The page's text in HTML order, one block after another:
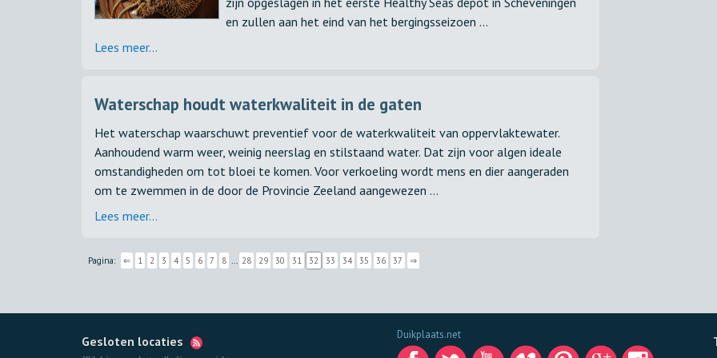
en zullen aan het eind van het bergingsseizoen ...
Lees meer...
Waterschap houdt waterkwaliteit in de gaten
Het waterschap waarschuwt preventief voor de waterkwaliteit van oppervlaktewater.
Aanhoudend warm weer, weinig neerslag en stilstaand water. Dat zijn voor algen ideale
omstandigheden om tot bloei te komen. Voor verkoeling wordt mens en dier aangeraden
om te zwemmen in de door de Provincie Zeeland aangewezen ...
Lees meer...
Pagina: ⇐ 1 2 3 4 5 6 7 8 … 28 29 30 31 32 33 34 35 36 37 ⇒
Gesloten locaties Duikplaats.net